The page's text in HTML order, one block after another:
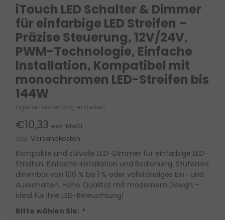
iTouch LED Schalter & Dimmer
für einfarbige LED Streifen –
Präzise Steuerung, 12V/24V,
PWM-Technologie, Einfache
Installation, Kompatibel mit
monochromen LED-Streifen bis
144W
Eigene Bewertung erstellen
€10,33 exkl. MwSt.
zzgl. Versandkosten
Kompakte und stilvolle LED-Dimmer für einfarbige LED-
Streifen. Einfache Installation und Bedienung. Stufenlos
dimmbar von 100 % bis 1 % oder vollständiges Ein- und
Ausschalten. Hohe Qualität mit modernem Design –
ideal für Ihre LED-Beleuchtung!
Bitte wählen Sie: *